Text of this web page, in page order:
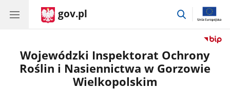
gov.pl
przejdź
Wojewódzki Inspektorat Ochrony
Roślin i Nasiennictwa w Gorzowie
Wielkopolskim